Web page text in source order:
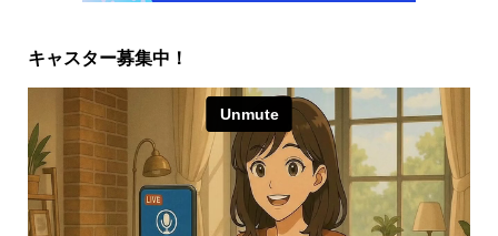
キャスター募集中！